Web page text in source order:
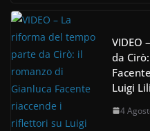
VIDEO
da
Luigi
4